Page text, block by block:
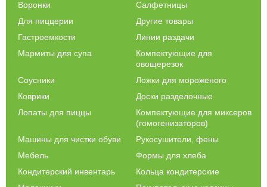
Воронки
Салфетницы
Для пиццерии
Другие товары
Гастроемкости
Линии раздачи
Мармиты для супа
Компектующие для
овощерезок
Соусники
Ложки для мороженого
Коврики
Доски разделочные
Лопаты для пиццы
Компектующие для миксеров
(гомогенизаторов)
Машины для чистки обуви
Рукосушители, фены
Мебель
Формы для хлеба
Кондитерский инвентарь
Кольца кондитерские